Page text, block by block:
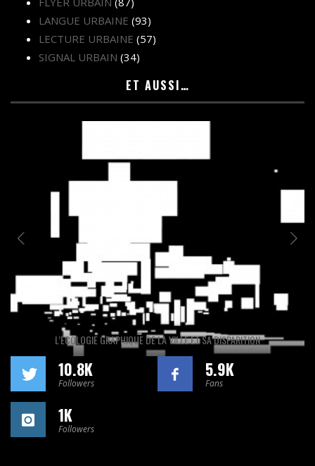
LANGUE URBAINE (93)
LECTURE URBAINE (57)
SIGNAL URBAIN (34)
ET AUSSI…
L’ÉCOLOGIE GRAPHIQUE DE LA VILLE ET SA DISPARITION
10.8K
Followers
5.9K
Fans
1K
Followers